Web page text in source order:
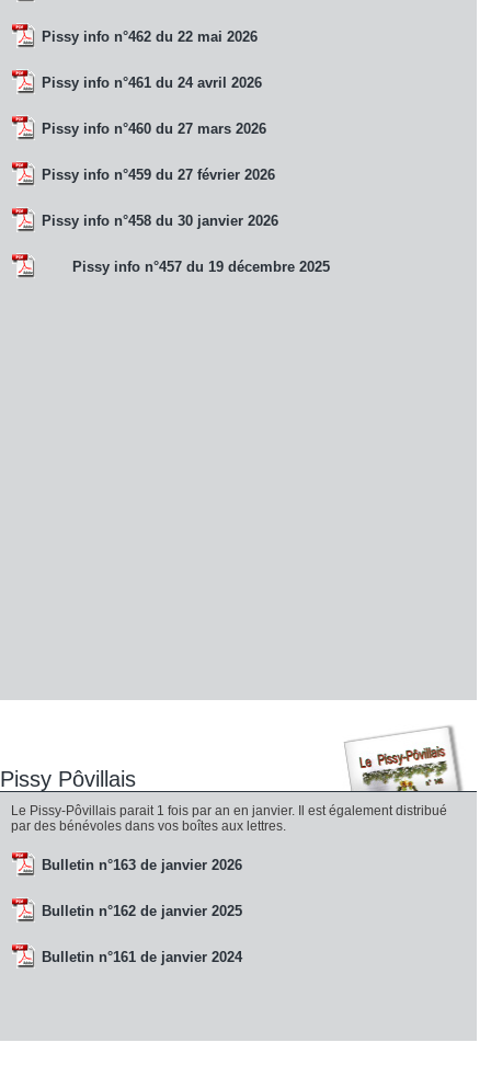
Pissy info n°462 du 22 mai 2026
Pissy info n°461 du 24 avril 2026
Pissy info n°460 du 27 mars 2026
Pissy info n°459 du 27 février 2026
Pissy info n°458 du 30 janvier 2026
Pissy info n°457 du 19 décembre 2025
Pissy Pôvillais
Le Pissy-Pôvillais parait 1 fois par an en janvier. Il est également distribué
par des bénévoles dans vos boîtes aux lettres.
Bulletin n°163 de janvier 2026
Bulletin n°162 de janvier 2025
Bulletin n°161 de janvier 2024